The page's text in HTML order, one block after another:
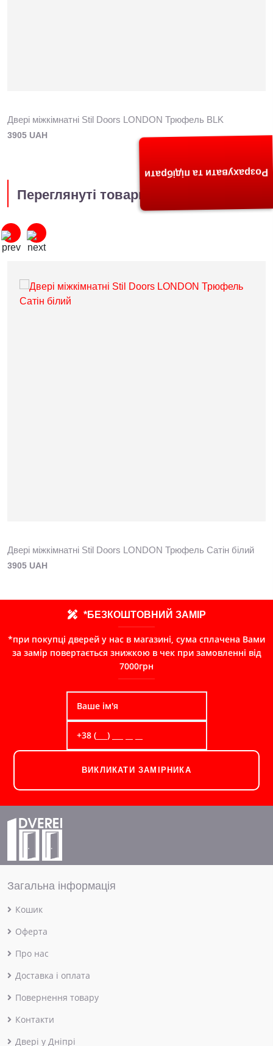
Двері міжкімнатні Stil Doors LONDON Трюфель BLK
3905 UAH
Переглянуті товари
Двері міжкімнатні Stil Doors LONDON Трюфель Сатін білий
3905 UAH
*БЕЗКОШТОВНИЙ ЗАМІР
*при покупці дверей у нас в магазині, сума сплачена Вами
за замір повертається знижкою в чек при замовленні від
7000грн
ВИКЛИКАТИ ЗАМІРНИКА
Загальна інформація
Кошик
Оферта
Про нас
Доставка і оплата
Повернення товару
Контакти
Двері у Дніпрі
Розрахувати та підібрати